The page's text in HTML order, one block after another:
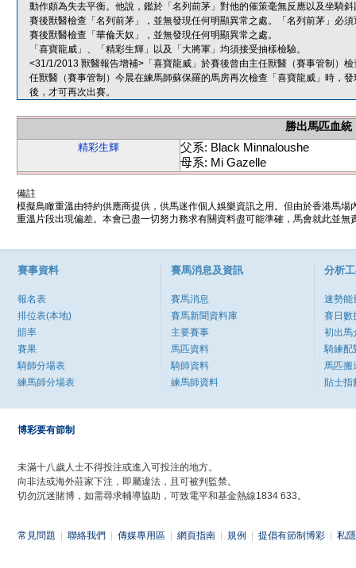
動作頗為失去平衡。他說，鑑於「名列前茅」對他的催策毫無反應以及坐騎
賽後獸醫檢查「名列前茅」，並無發現任何明顯異常之處。「名列前茅」必
賽後獸醫檢查「華倫天奴」，並無發現任何明顯異常之處。
「喜寶龍威」、「精彩生輝」以及「大將軍」均須接受抽樣檢驗。
<31/1/2013 獸醫報告增補>「喜寶龍威」於賽後曾由主任獸醫（賽事管制）
任獸醫（賽事管制）今晨在練馬師蘇保羅的馬房再次檢查「喜寶龍威」時，
後，才可再次出賽。
勝出馬匹血統
精彩生輝
父系: Black Minnaloushe
母系: Mi Gazelle
備註
模擬鳥瞰重溫由特約供應商提供，供馬迷作個人娛樂資訊之用。但由於香港馬
重溫片段出現偏差。本會已盡一切努力務求有關資料盡可能準確，馬會就此並
賽事資料
報名表
排位表(本地)
賠率
賽果
騎師分場表
練馬師分場表
賽馬消息及資訊
賽馬消息
賽馬新聞資料庫
主要賽事
馬匹資料
騎師資料
練馬師資料
分析
速勢能
賽日數
初出馬
騎練配
馬匹搬
貼士指
博彩要有節制
未滿十八歲人士不得投注或進入可投注的地方。
向非法或海外莊家下注，即屬違法，且可被判監禁。
切勿沉迷賭博，如需尋求輔導協助，可致電平和基金熱線1834 633。
常見問題 聯絡我們 傳媒專用區 網頁指南 規例 提倡有節制博彩 私